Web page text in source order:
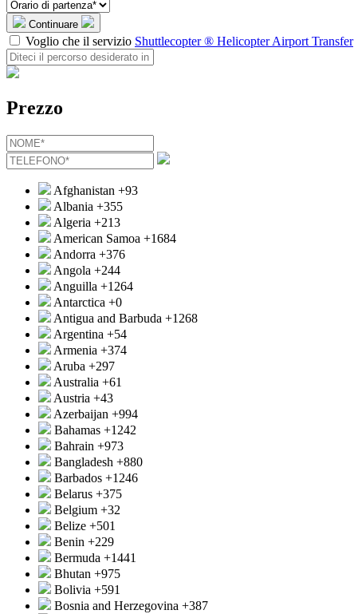
Continuare
Voglio che il servizio Shuttlecopter ® Helicopter Airport Transfer
Prezzo
Afghanistan +93
Albania +355
Algeria +213
American Samoa +1684
Andorra +376
Angola +244
Anguilla +1264
Antarctica +0
Antigua and Barbuda +1268
Argentina +54
Armenia +374
Aruba +297
Australia +61
Austria +43
Azerbaijan +994
Bahamas +1242
Bahrain +973
Bangladesh +880
Barbados +1246
Belarus +375
Belgium +32
Belize +501
Benin +229
Bermuda +1441
Bhutan +975
Bolivia +591
Bosnia and Herzegovina +387